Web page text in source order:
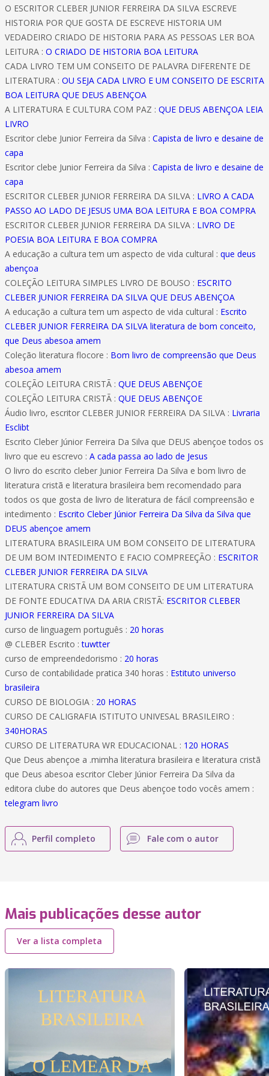
O ESCRITOR CLEBER JUNIOR FERREIRA DA SILVA ESCREVE
HISTORIA POR QUE GOSTA DE ESCREVE HISTORIA UM
VEDADEIRO CRIADO DE HISTORIA PARA AS PESSOAS LER BOA
LEITURA : O CRIADO DE HISTORIA BOA LEITURA
CADA LIVRO TEM UM CONSEITO DE PALAVRA DIFERENTE DE
LITERATURA : OU SEJA CADA LIVRO E UM CONSEITO DE ESCRITA
BOA LEITURA QUE DEUS ABENÇOA
A LITERATURA E CULTURA COM PAZ : QUE DEUS ABENÇOA LEIA
LIVRO
Escritor clebe Junior Ferreira da Silva : Capista de livro e desaine de
capa
Escritor clebe Junior Ferreira da Silva : Capista de livro e desaine de
capa
ESCRITOR CLEBER JUNIOR FERREIRA DA SILVA : LIVRO A CADA
PASSO AO LADO DE JESUS UMA BOA LEITURA E BOA COMPRA
ESCRITOR CLEBER JUNIOR FERREIRA DA SILVA : LIVRO DE
POESIA BOA LEITURA E BOA COMPRA
A educação a cultura tem um aspecto de vida cultural : que deus
abençoa
COLEÇÃO LEITURA SIMPLES LIVRO DE BOUSO : ESCRITO
CLEBER JUNIOR FERREIRA DA SILVA QUE DEUS ABENÇOA
A educação a cultura tem um aspecto de vida cultural : Escrito
CLEBER JUNIOR FERREIRA DA SILVA literatura de bom conceito,
que Deus abesoa amem
Coleção literatura flocore : Bom livro de compreensão que Deus
abesoa amem
COLEÇÃO LEITURA CRISTÃ : QUE DEUS ABENÇOE
COLEÇÃO LEITURA CRISTÃ : QUE DEUS ABENÇOE
Áudio livro, escritor CLEBER JUNIOR FERREIRA DA SILVA : Livraria
Esclibt
Escrito Cleber Júnior Ferreira Da Silva que DEUS abençoe todos os
livro que eu escrevo : A cada passa ao lado de Jesus
O livro do escrito cleber Junior Ferreira Da Silva e bom livro de
literatura cristã e literatura brasileira bem recomendado para
todos os que gosta de livro de literatura de fácil compreensão e
intedimento : Escrito Cleber Júnior Ferreira Da Silva da Silva que
DEUS abençoe amem
LITERATURA BRASILEIRA UM BOM CONSEITO DE LITERATURA
DE UM BOM INTEDIMENTO E FACIO COMPREEÇÃO : ESCRITOR
CLEBER JUNIOR FERREIRA DA SILVA
LITERATURA CRISTÃ UM BOM CONSEITO DE UM LITERATURA
DE FONTE EDUCATIVA DA ARIA CRISTÃ: ESCRITOR CLEBER
JUNIOR FERREIRA DA SILVA
curso de linguagem português : 20 horas
@ CLEBER Escrito :tuwtter
curso de empreendedorismo : 20 horas
Curso de contabilidade pratica 340 horas : Estituto universo
brasileira
CURSO DE BIOLOGIA : 20 HORAS
CURSO DE CALIGRAFIA ISTITUTO UNIVESAL BRASILEIRO :
340HORAS
CURSO DE LITERATURA WR EDUCACIONAL : 120 HORAS
Que Deus abençoe a .mimha literatura brasileira e literatura cristã
que Deus abesoa escritor Cleber Júnior Ferreira Da Silva da
editora clube do autores que Deus abençoe todo vocês amem :
telegram livro
Perfil completo Fale com o autor
Mais publicações desse autor
Ver a lista completa